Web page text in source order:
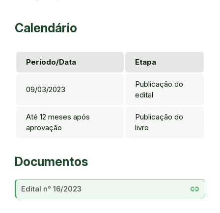
Calendário
Período/Data Etapa
09/03/2023
Publicação do
edital
Até 12 meses após
aprovação
Publicação do
livro
Documentos
link
Edital n° 16/2023